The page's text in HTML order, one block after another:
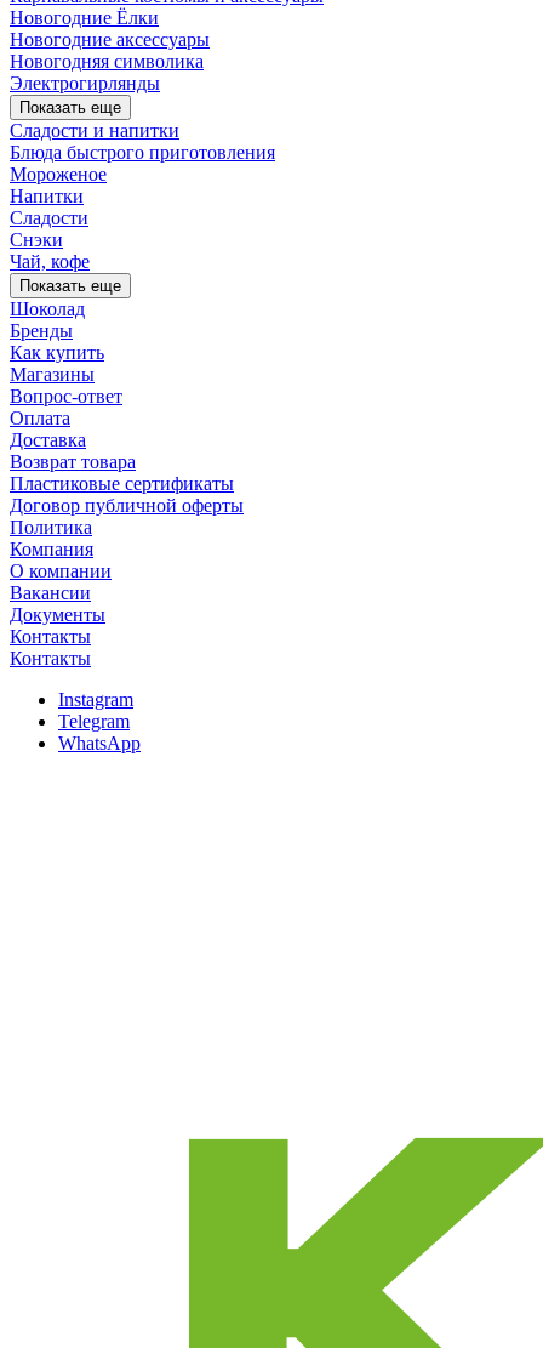
Новогодние Ёлки
Новогодние аксессуары
Новогодняя символика
Электрогирлянды
Показать еще
Сладости и напитки
Блюда быстрого приготовления
Мороженое
Напитки
Сладости
Снэки
Чай, кофе
Показать еще
Шоколад
Бренды
Как купить
Магазины
Вопрос-ответ
Оплата
Доставка
Возврат товара
Пластиковые сертификаты
Договор публичной оферты
Политика
Компания
О компании
Вакансии
Документы
Контакты
Контакты
Instagram
Telegram
WhatsApp